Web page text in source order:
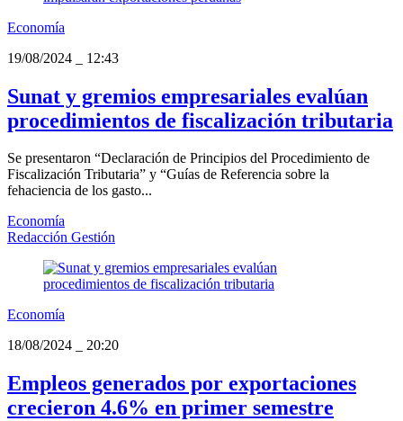
Economía
19/08/2024
12:43
Sunat y gremios empresariales evalúan
procedimientos de fiscalización tributaria
Se presentaron “Declaración de Principios del Procedimiento de
Fiscalización Tributaria” y “Guías de Referencia sobre la
fehaciencia de los gasto...
Economía
Redacción Gestión
Economía
18/08/2024
20:20
Empleos generados por exportaciones
crecieron 4.6% en primer semestre